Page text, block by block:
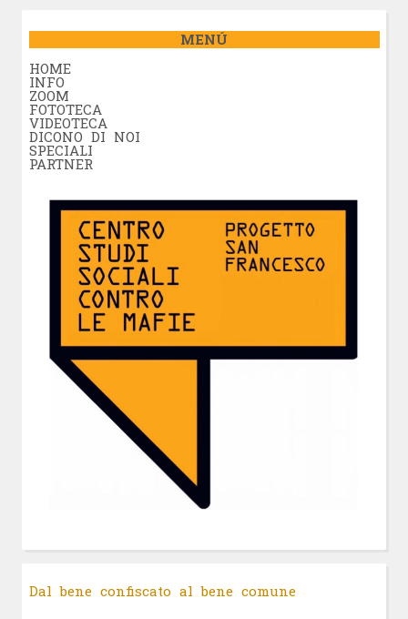
MENÚ
HOME
INFO
ZOOM
FOTOTECA
VIDEOTECA
DICONO DI NOI
SPECIALI
PARTNER
Dal bene confiscato al bene comune